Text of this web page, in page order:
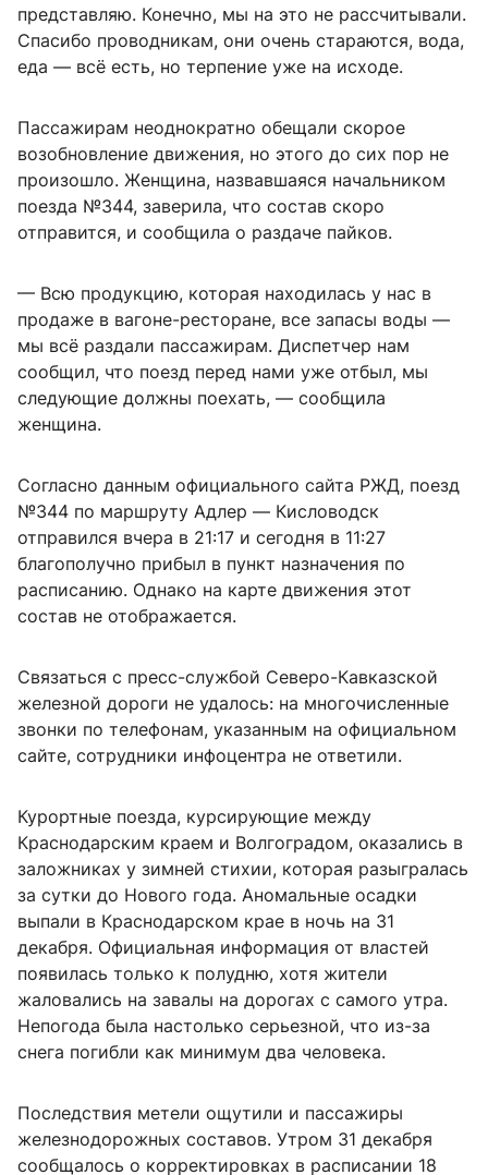
представляю. Конечно, мы на это не рассчитывали.
Спасибо проводникам, они очень стараются, вода,
еда — всё есть, но терпение уже на исходе.
Пассажирам неоднократно обещали скорое
возобновление движения, но этого до сих пор не
произошло. Женщина, назвавшаяся начальником
поезда №344, заверила, что состав скоро
отправится, и сообщила о раздаче пайков.
— Всю продукцию, которая находилась у нас в
продаже в вагоне-ресторане, все запасы воды —
мы всё раздали пассажирам. Диспетчер нам
сообщил, что поезд перед нами уже отбыл, мы
следующие должны поехать, — сообщила
женщина.
Согласно данным официального сайта РЖД, поезд
№344 по маршруту Адлер — Кисловодск
отправился вчера в 21:17 и сегодня в 11:27
благополучно прибыл в пункт назначения по
расписанию. Однако на карте движения этот
состав не отображается.
Связаться с пресс-службой Северо-Кавказской
железной дороги не удалось: на многочисленные
звонки по телефонам, указанным на официальном
сайте, сотрудники инфоцентра не ответили.
Курортные поезда, курсирующие между
Краснодарским краем и Волгоградом, оказались в
заложниках у зимней стихии, которая разыгралась
за сутки до Нового года. Аномальные осадки
выпали в Краснодарском крае в ночь на 31
декабря. Официальная информация от властей
появилась только к полудню, хотя жители
жаловались на завалы на дорогах с самого утра.
Непогода была настолько серьезной, что из-за
снега погибли как минимум два человека.
Последствия метели ощутили и пассажиры
железнодорожных составов. Утром 31 декабря
сообщалось о корректировках в расписании 18